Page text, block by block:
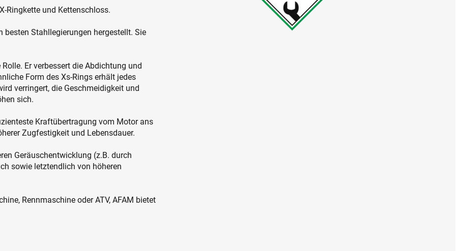
Ringkette und Kettenschloss.
besten Stahllegierungen hergestellt. Sie
Er verbessert die Abdichtung und
Form des Xs-Rings erhält jedes
verringert, die Geschmeidigkeit und
sich.
Kraftübertragung vom Motor ans
Zugfestigkeit und Lebensdauer.
Geräuschentwicklung (z.B. durch
sowie letztendlich von höheren
Rennmaschine oder ATV, AFAM bietet